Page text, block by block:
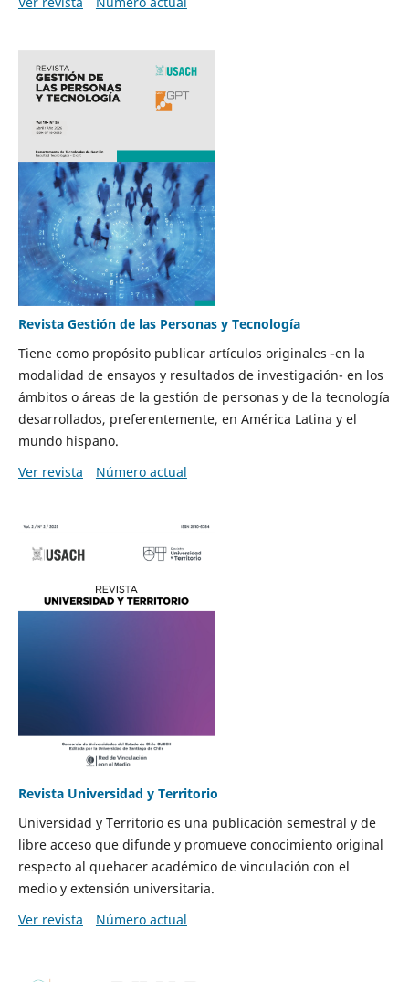
Revista Gestión de las Personas y Tecnología
Tiene como propósito publicar artículos originales -en la
modalidad de ensayos y resultados de investigación- en los
ámbitos o áreas de la gestión de personas y de la tecnología
desarrollados, preferentemente, en América Latina y el
mundo hispano.
Ver revista
Número actual
Revista Universidad y Territorio
Universidad y Territorio es una publicación semestral y de
libre acceso que difunde y promueve conocimiento original
respecto al quehacer académico de vinculación con el
medio y extensión universitaria.
Ver revista
Número actual